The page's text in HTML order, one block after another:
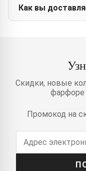
Как вы
Скидки, новые
фарфоре
Промокод на